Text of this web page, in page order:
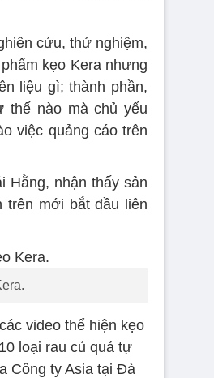
cứu, thử nghiệm,
kẹo Kera nhưng
liệu gì; thành phần,
thế nào mà chủ yếu
việc quảng cáo trên
Hằng, nhận thấy sản
trên mới bắt đầu liên
video thể hiện kẹo
loại rau củ quả tự
Công ty Asia tại Đà